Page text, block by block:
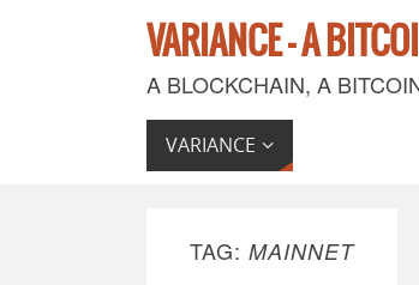
VARIANCE - A
A BLOCKCHAIN, A
VARIANCE
TAG: MAINNET